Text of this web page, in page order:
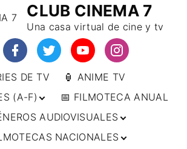
CLUB CINEMA 7
Una casa virtual de cine y tv
DE TV
🏮 ANIME TV
(A-F)
(F-L)
(L-
📅 FILMOTECA ANUAL
AUDIOVISUALES
NACIONALES